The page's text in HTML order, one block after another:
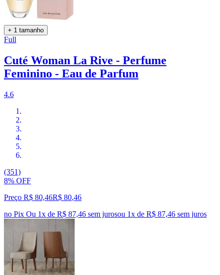
+ 1 tamanho
Full
Cuté Woman La Rive - Perfume
Feminino - Eau de Parfum
4.6
(351)
8% OFF
Preço R$ 80,46R$ 80,46
no Pix Ou 1x de R$ 87,46 sem jurosou 1x de R$ 87,46 sem juros